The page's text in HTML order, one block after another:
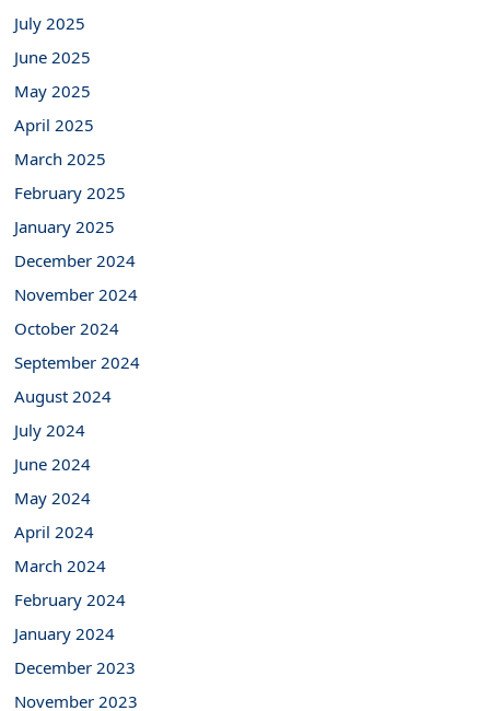
July 2025
June 2025
May 2025
April 2025
March 2025
February 2025
January 2025
December 2024
November 2024
October 2024
September 2024
August 2024
July 2024
June 2024
May 2024
April 2024
March 2024
February 2024
January 2024
December 2023
November 2023